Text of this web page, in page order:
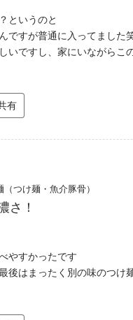
というのと
ですが普通に入ってました
いですし、家にいながらこ
有
つけ麺・魚介豚骨）
さ！
やすかったです
後はまったく別の味のつけ